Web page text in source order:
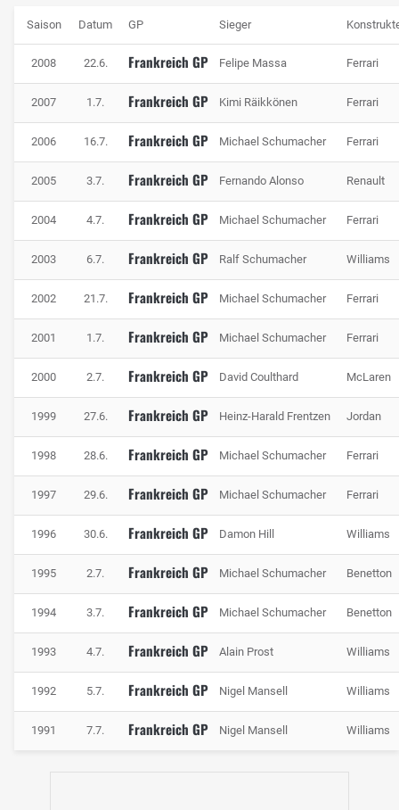
Saison Datum GP Sieger
2008 22.6. Frankreich GP Felipe Massa Ferrari
2007 1.7. Frankreich GP Kimi Räikkönen Ferrari
2006 16.7. Frankreich GP Michael Schumacher Ferrari
2005 3.7. Frankreich GP Fernando Alonso Renault
2004 4.7. Frankreich GP Michael Schumacher Ferrari
2003 6.7. Frankreich GP Ralf Schumacher Williams
2002 21.7. Frankreich GP Michael Schumacher Ferrari
2001 1.7. Frankreich GP Michael Schumacher Ferrari
2000 2.7. Frankreich GP David Coulthard McLaren
1999 27.6. Frankreich GP Heinz-Harald Frentzen Jordan
1998 28.6. Frankreich GP Michael Schumacher Ferrari
1997 29.6. Frankreich GP Michael Schumacher Ferrari
1996 30.6. Frankreich GP Damon Hill Williams
1995 2.7. Frankreich GP Michael Schumacher Benetton
1994 3.7. Frankreich GP Michael Schumacher Benetton
1993 4.7. Frankreich GP Alain Prost Williams
1992 5.7. Frankreich GP Nigel Mansell Williams
1991 7.7. Frankreich GP Nigel Mansell Williams